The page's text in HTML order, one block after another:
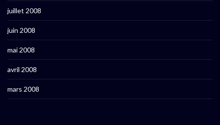
juillet 2008
juin 2008
mai 2008
avril 2008
mars 2008